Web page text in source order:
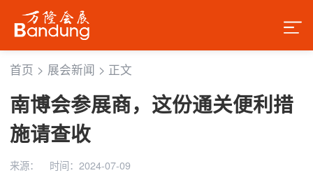
首页 > 展会新闻 > 正文
南博会参展商，这份通关便利措
施请查收
来源：
时间：2024-07-09